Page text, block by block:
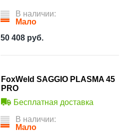
В наличии:
Мало
50 408 руб.
FoxWeld SAGGIO PLASMA 45
PRO
Бесплатная доставка
В наличии:
Мало